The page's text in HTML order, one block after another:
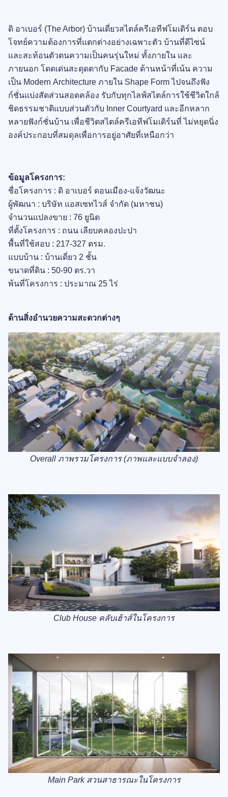
ดิ อาเบอร์ (The Arbor) บ้านเดี่ยวสไตล์ครีเอทีฟโมเดิร์น ตอบ
โจทย์ความต้องการที่แตกต่างอย่างเฉพาะตัว บ้านที่ดีไซน์
และสะท้อนตัวตนความเป็นคนรุ่นใหม่ ทั้งภายใน และ
ภายนอก โดดเด่นสะดุดตากับ Facade ด้านหน้าที่เน้น ความ
เป็น Modern Architecture ภายใน Shape Form ไปจนถึงฟัง
ก์ชั่นแบ่งสัดส่วนสอดคล้อง รับกับทุกไลฟ์สไตล์การใช้ชีวิตใกล้
ชิดธรรมชาติแบบส่วนตัวกับ Inner Courtyard และอีกหลาก
หลายฟังก์ชั่นบ้าน เพื่อชีวิตสไตล์ครีเอทีฟโมเดิร์นที่ ไม่หยุดนิ่ง
องค์ประกอบที่สมดุลเพื่อการอยู่อาศัยที่เหนือกว่า
ข้อมูลโครงการ:
ชื่อโครงการ : ดิ อาเบอร์ ดอนเมือง-แจ้งวัฒนะ
ผู้พัฒนา : บริษัท แอสเซทไวส์ จำกัด (มหาชน)
จำนวนแปลงขาย : 76 ยูนิต
ที่ตั้งโครงการ : ถนน เลียบคลองปะปา
พื้นที่ใช้สอบ : 217-327 ตรม.
แบบบ้าน : บ้านเดี่ยว 2 ชั้น
ขนาดที่ดิน : 50-90 ตร.วา
พ้นที่โครงการ : ประมาณ 25 ไร่
ด้านสิ่งอำนวยความสะดวกต่างๆ
Overall ภาพรวมโครงการ (ภาพและแบบจำลอง)
Club House คลับเฮ้าส์ในโครงการ
Main Park สวนสาธารณะในโครงการ